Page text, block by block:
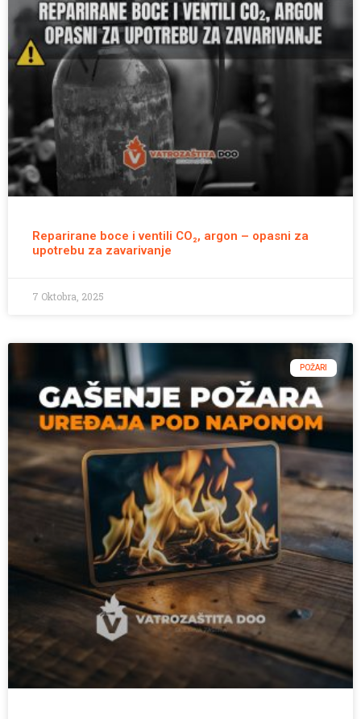
Reparirane boce i ventili CO₂, argon – opasni za
upotrebu za zavarivanje
7 Oktobra, 2025
POŽARI